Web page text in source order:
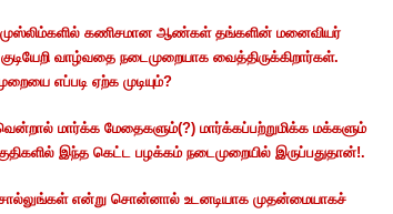
முஸ்லிம்களில் கணிசமான ஆண்கள் தங்களின் மனைவியர்
குடியேறி வாழ்வதை நடைமுறையாக வைத்திருக்கிறார்கள்.
எப்படி ஏற்க முடியும்?
மார்க்க மேதைகளும்(?) மார்க்கப்பற்றுமிக்க மக்களும்
இந்த கெட்ட பழக்கம் நடைமுறையில் இருப்பதுதான்!.
என்று சொன்னால் உடனடியாக முதன்மையாகச்